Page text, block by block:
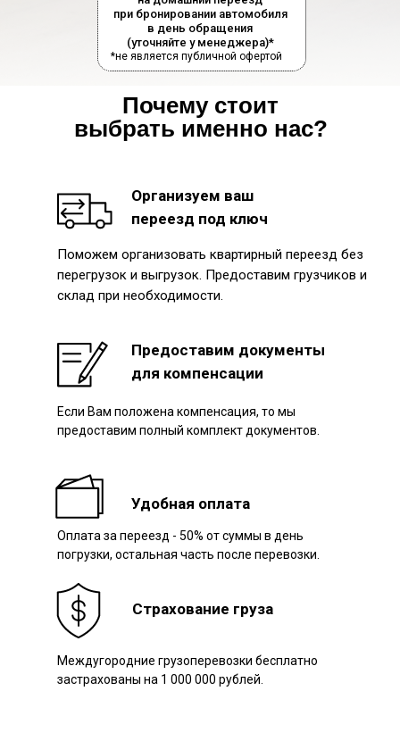
при бронировании автомобиля
в день обращения
(уточняйте у менеджера)*
*не является публичной офертой
Почему стоит
выбрать именно нас?
Организуем ваш
переезд под ключ
Предоставим документы
для компенсации
Страхование груза
Удобная оплата
Поможем организовать квартирный переезд без
перегрузок и выгрузок. Предоставим грузчиков и
склад при необходимости.
Если Вам положена компенсация, то мы
предоставим полный комплект документов.
Междугородние грузоперевозки бесплатно
застрахованы на 1 000 000 рублей.
Оплата за переезд - 50% от суммы в день
погрузки, остальная часть после перевозки.